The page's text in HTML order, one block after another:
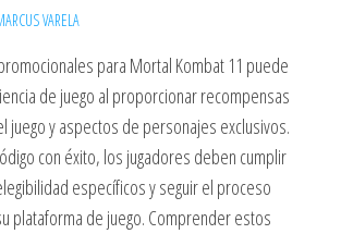
VARELA
para Mortal Kombat 11 puede
de juego al proporcionar recompensas
juego y aspectos de personajes exclusivos.
con éxito, los jugadores deben cumplir
específicos y seguir el proceso
plataforma de juego. Comprender estos